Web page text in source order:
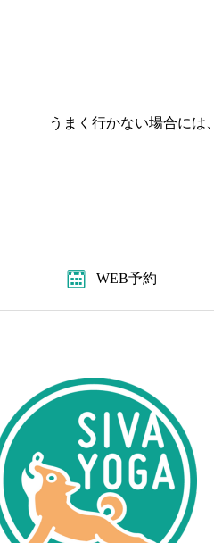
うまく行かない場合には、
WEB予約